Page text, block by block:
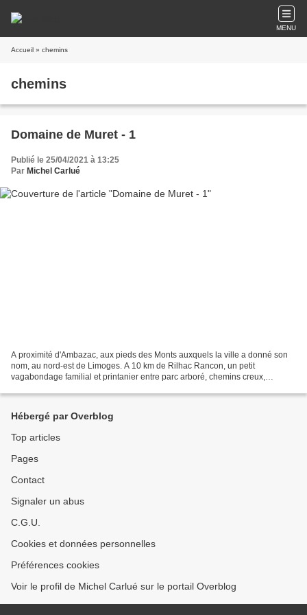
MENU
Accueil » chemins
chemins
Domaine de Muret - 1
Publié le 25/04/2021 à 13:25
Par Michel Carlué
A proximité d'Ambazac, aux pieds des Monts auxquels la ville a donné son
nom, au nord-est de Limoges. A 10 km de Rilhac Rancon, un petit
vagabondage familial et printanier entre parc arboré, chemins creux,
Hébergé par Overblog
Top articles
Pages
Contact
Signaler un abus
C.G.U.
Cookies et données personnelles
Préférences cookies
Voir le profil de Michel Carlué sur le portail Overblog